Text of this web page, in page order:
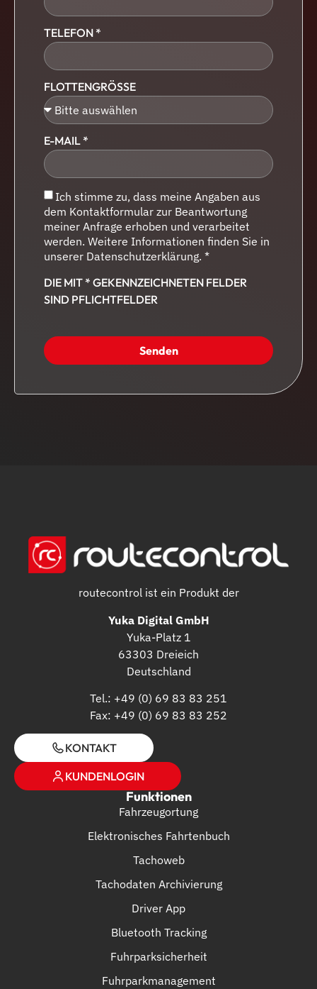
TELEFON *
FLOTTENGRÖSSE
E-MAIL *
Ich stimme zu, dass meine Angaben aus
dem Kontaktformular zur Beantwortung
meiner Anfrage erhoben und verarbeitet
werden. Weitere Informationen finden Sie in
unserer Datenschutzerklärung. *
DIE MIT * GEKENNZEICHNETEN FELDER
SIND PFLICHTFELDER
Senden
routecontrol ist ein Produkt der
Yuka Digital GmbH
Yuka-Platz 1
63303 Dreieich
Deutschland
Tel.: +49 (0) 69 83 83 251
Fax: +49 (0) 69 83 83 252
KONTAKT
KUNDENLOGIN
Funktionen
Fahrzeugortung
Elektronisches Fahrtenbuch
Tachoweb
Tachodaten Archivierung
Driver App
Bluetooth Tracking
Fuhrparksicherheit
Fuhrparkmanagement